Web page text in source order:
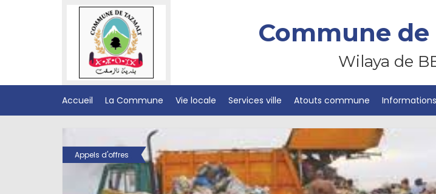
Commune de
Wilaya de
Accueil La Commune Vie locale Services ville Atouts commune
Appels d'offres